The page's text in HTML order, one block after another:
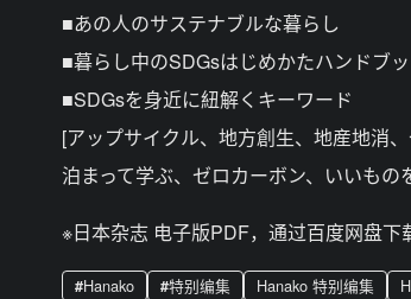
■あの人のサステナブルな暮らし
■暮らし中のSDGsはじめかたハンドブ
■SDGsを身近に紐解くキーワード
[アップサイクル、地方創生、地産地消、
泊まって学ぶ、ゼロカーボン、いいも
※日本杂志 电子版PDF，通过百度网盘下
Hanako 特别编集 Hanako 特别编集